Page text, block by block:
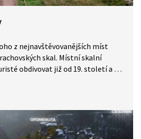
z nejnavštěvovanějších míst
skal. Místní skalní
obdivovat již od 19. století a o
ráj, prvního chráněného území
Československu.